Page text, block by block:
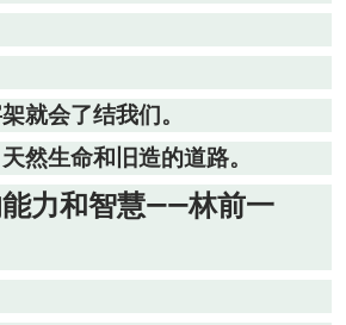
就会了结我们。
然生命和旧造的道路。
力和智慧——林前一